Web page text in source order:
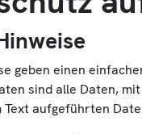
geben einen
sind alle Daten,
aufgeführten